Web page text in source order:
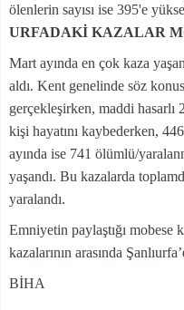
ölenlerin sayısı ise 395'e
URFADAKİ KAZALAR
Mart ayında en çok kaza
aldı. Kent genelinde söz
gerçekleşirken, maddi
kişi hayatını kaybederken,
ayında ise 741 ölümlü/
yaşandı. Bu kazalarda
yaralandı.
Emniyetin paylaştığı mobese
kazalarının arasında
BİHA